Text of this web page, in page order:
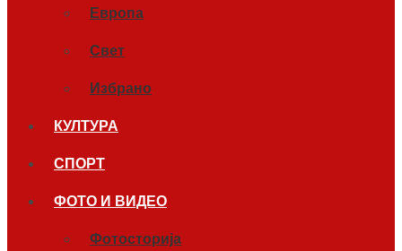
Европа
Свет
Избрано
КУЛТУРА
СПОРТ
ФОТО И ВИДЕО
Фотосторија